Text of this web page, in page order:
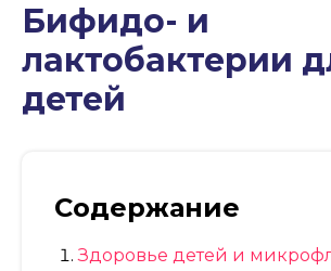
Бифидо- и
лактобактерии
детей
Содержание
Здоровье детей и